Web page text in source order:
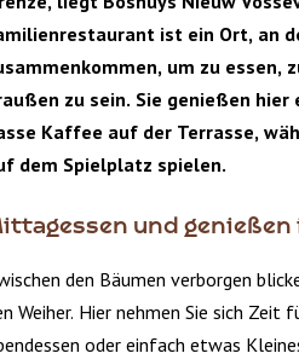
ist ein Ort, an
um zu essen,
zu sein. Sie genießen
Kaffee auf der Terrasse,
dem Spielplatz spielen.
und genießen
den Bäumen verborgen
Weiher. Hier nehmen Sie sich Zeit
oder einfach etwas